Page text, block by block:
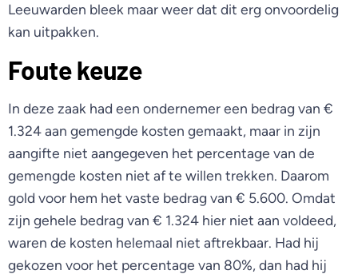
Leeuwarden bleek maar weer dat dit erg onvoordelig
kan uitpakken.
Foute keuze
In deze zaak had een ondernemer een bedrag van €
1.324 aan gemengde kosten gemaakt, maar in zijn
aangifte niet aangegeven het percentage van de
gemengde kosten niet af te willen trekken. Daarom
gold voor hem het vaste bedrag van € 5.600. Omdat
zijn gehele bedrag van € 1.324 hier niet aan voldeed,
waren de kosten helemaal niet aftrekbaar. Had hij
gekozen voor het percentage van 80%, dan had hij